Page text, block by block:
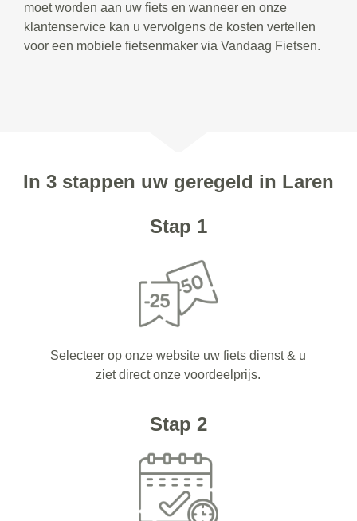
moet worden aan uw fiets en wanneer en onze
klantenservice kan u vervolgens de kosten vertellen
voor een mobiele fietsenmaker via Vandaag Fietsen.
In 3 stappen uw geregeld in Laren
Stap 1
Selecteer op onze website uw fiets dienst & u
ziet direct onze voordeelprijs.
Stap 2